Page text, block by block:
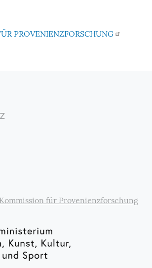
PROVENIENZFORSCHUNG
Kommission für Provenienzforschung